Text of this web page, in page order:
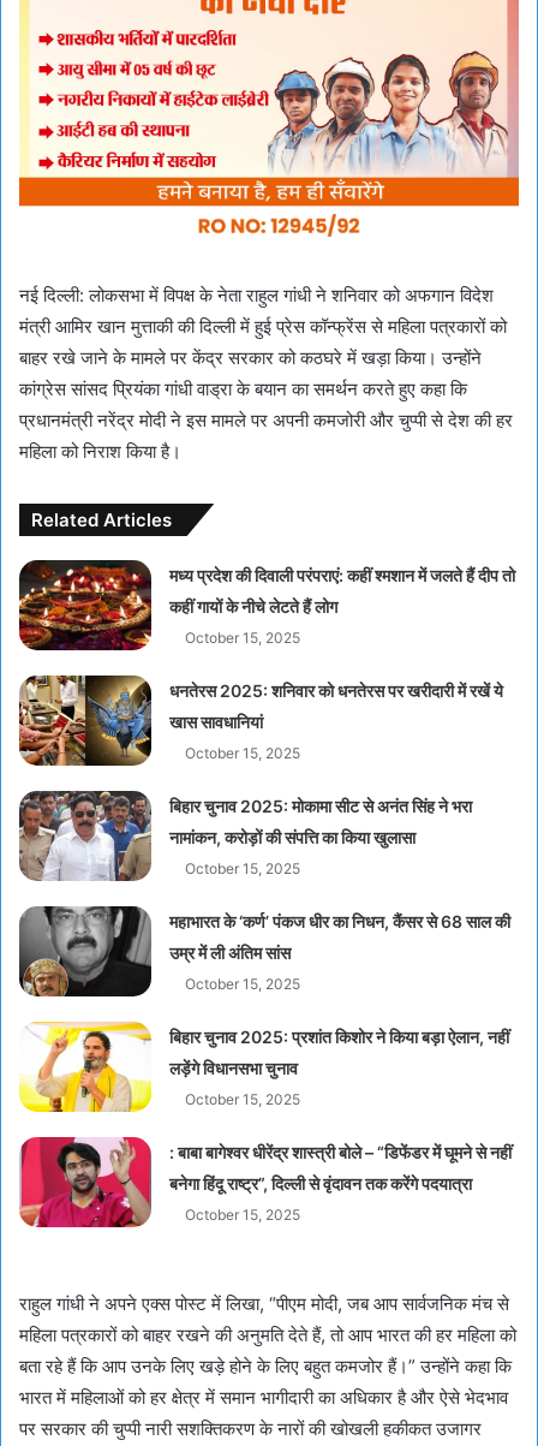
नई दिल्ली: लोकसभा में विपक्ष के नेता राहुल गांधी ने शनिवार को अफगान विदेश
मंत्री आमिर खान मुत्ताकी की दिल्ली में हुई प्रेस कॉन्फ्रेंस से महिला पत्रकारों को
बाहर रखे जाने के मामले पर केंद्र सरकार को कठघरे में खड़ा किया। उन्होंने
कांग्रेस सांसद प्रियंका गांधी वाड्रा के बयान का समर्थन करते हुए कहा कि
प्रधानमंत्री नरेंद्र मोदी ने इस मामले पर अपनी कमजोरी और चुप्पी से देश की हर
महिला को निराश किया है।
Related Articles
मध्य प्रदेश की दिवाली परंपराएं: कहीं श्मशान में जलते हैं दीप तो
कहीं गायों के नीचे लेटते हैं लोग
October 15, 2025
धनतेरस 2025: शनिवार को धनतेरस पर खरीदारी में रखें ये
खास सावधानियां
October 15, 2025
बिहार चुनाव 2025: मोकामा सीट से अनंत सिंह ने भरा
नामांकन, करोड़ों की संपत्ति का किया खुलासा
October 15, 2025
महाभारत के ‘कर्ण’ पंकज धीर का निधन, कैंसर से 68 साल की
उम्र में ली अंतिम सांस
October 15, 2025
बिहार चुनाव 2025: प्रशांत किशोर ने किया बड़ा ऐलान, नहीं
लड़ेंगे विधानसभा चुनाव
October 15, 2025
: बाबा बागेश्वर धीरेंद्र शास्त्री बोले – “डिफेंडर में घूमने से नहीं
बनेगा हिंदू राष्ट्र”, दिल्ली से वृंदावन तक करेंगे पदयात्रा
October 15, 2025
राहुल गांधी ने अपने एक्स पोस्ट में लिखा, “पीएम मोदी, जब आप सार्वजनिक मंच से
महिला पत्रकारों को बाहर रखने की अनुमति देते हैं, तो आप भारत की हर महिला को
बता रहे हैं कि आप उनके लिए खड़े होने के लिए बहुत कमजोर हैं।” उन्होंने कहा कि
भारत में महिलाओं को हर क्षेत्र में समान भागीदारी का अधिकार है और ऐसे भेदभाव
पर सरकार की चुप्पी नारी सशक्तिकरण के नारों की खोखली हकीकत उजागर